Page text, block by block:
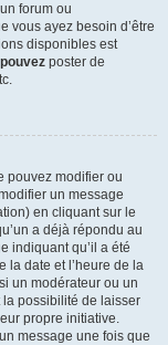
forum ou
vous ayez besoin d’être
disponibles est
pouvez poster de
pouvez modifier ou
un message
en cliquant sur le
a déjà répondu au
indiquant qu’il a été
la date et l’heure de la
un modérateur ou un
possibilité de laisser
propre initiative.
message une fois que